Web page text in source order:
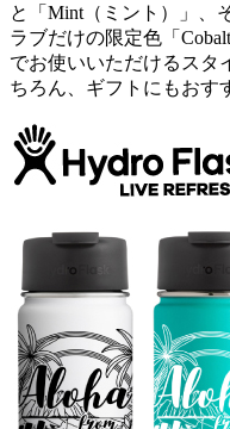
と「Mint（ミント）」、
ラブだけの限定色「
でお使いいただけるスタ
ちろん、ギフトにもおす